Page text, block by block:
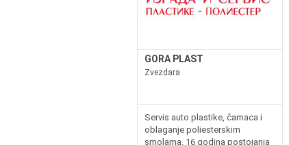
GORA PLAST
Zvezdara
Servis auto plastike, čamaca i
oblaganje poliesterskim
smolama. 16 godina postojanja